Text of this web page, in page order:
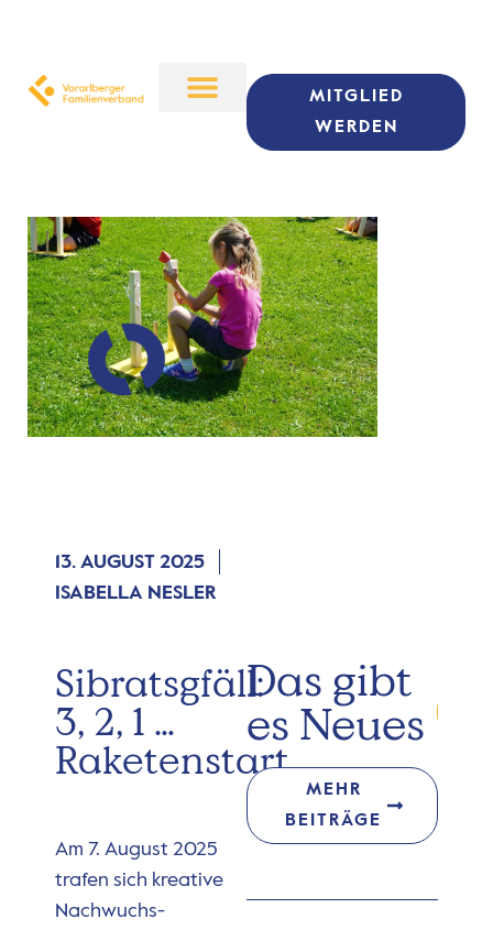
MITGLIED
WERDEN
13. AUGUST 2025
ISABELLA NESLER
Sibratsgfäll:
3, 2, 1 …
Raketenstart
Am 7. August 2025
trafen sich kreative
Nachwuchs-
Das gibt
es Neues
MEHR
BEITRÄGE